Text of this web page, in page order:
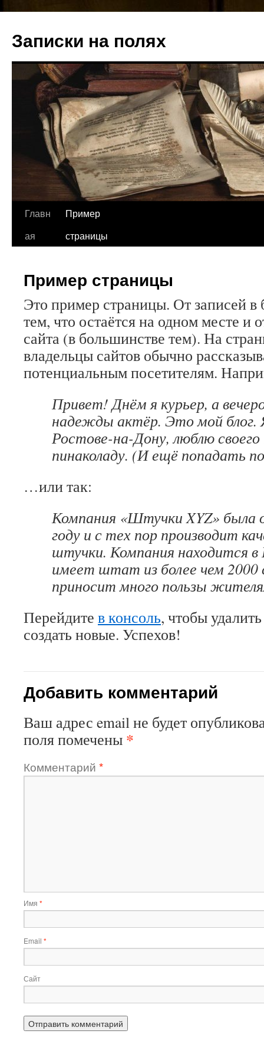
Записки на полях
Перейти
Главн
ая
Пример
страницы
Пример страницы
Это пример страницы. От записей в
тем, что остаётся на одном месте и
сайта (в большинстве тем). На
владельцы сайтов обычно
потенциальным посетителям.
Привет! Днём я курьер, а
надежды актёр. Это мой блог.
Ростове-на-Дону, люблю
пинаколаду. (И ещё попадать
…или так:
Компания «Штучки XYZ» была
году и с тех пор производит
штучки. Компания находится
имеет штат из более чем 2000
приносит много пользы
Перейдите в консоль, чтобы
создать новые. Успехов!
Добавить комментарий
Ваш адрес email не будет
поля помечены *
Комментарий *
Имя *
Email *
Сайт